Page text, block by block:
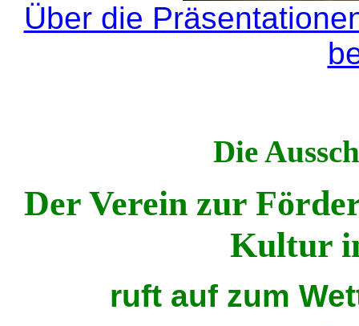
Über die
Die
Der Verein zur
Kultur
ruft auf zum